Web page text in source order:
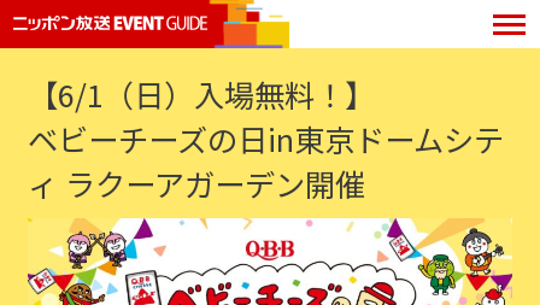
【6/1（日）入場無料！】
ベビーチーズの日in東京ドームシテ
ィ ラクーアガーデン開催